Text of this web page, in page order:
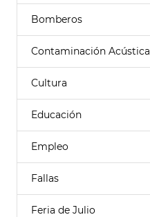
Bomberos
Contaminación Acústica
Cultura
Educación
Empleo
Fallas
Feria de Julio